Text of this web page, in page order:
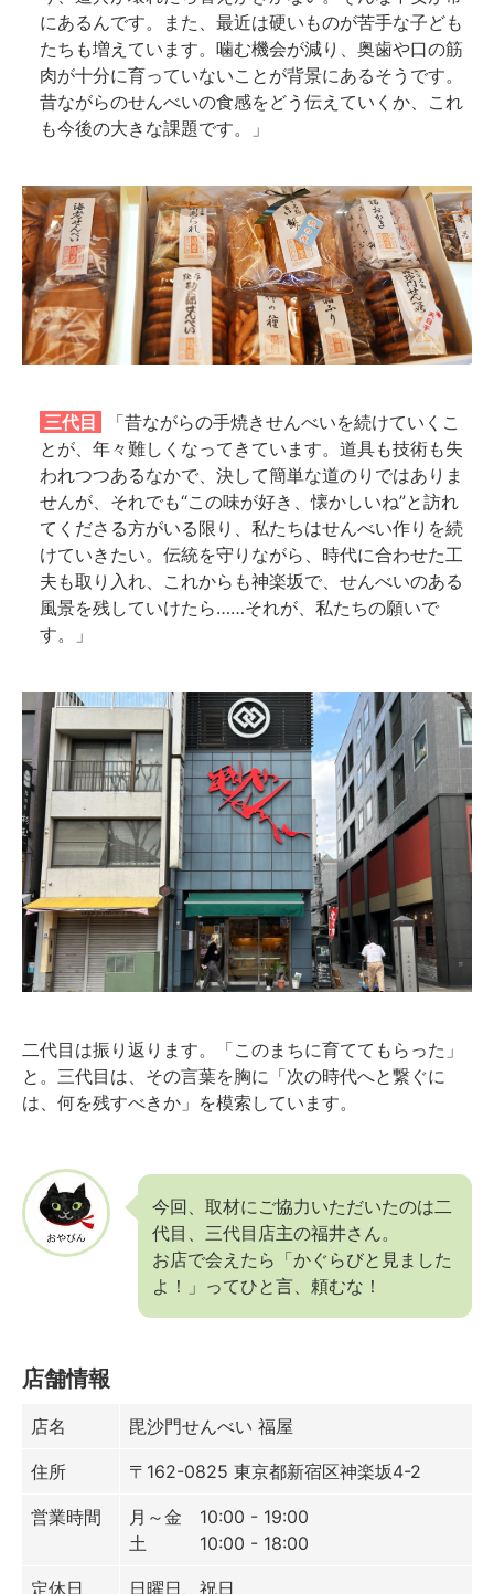
にあるんです。また、最近は硬いものが苦手な子ども
たちも増えています。噛む機会が減り、奥歯や口の筋
肉が十分に育っていないことが背景にあるそうです。
昔ながらのせんべいの食感をどう伝えていくか、これ
も今後の大きな課題です。」
三代目
「昔ながらの手焼きせんべいを続けていくこ
とが、年々難しくなってきています。道具も技術も失
われつつあるなかで、決して簡単な道のりではありま
せんが、それでも“この味が好き、懐かしいね”と訪れ
てくださる方がいる限り、私たちはせんべい作りを続
けていきたい。伝統を守りながら、時代に合わせた工
夫も取り入れ、これからも神楽坂で、せんべいのある
風景を残していけたら……それが、私たちの願いで
す。」
二代目は振り返ります。「このまちに育ててもらった」
と。三代目は、その言葉を胸に「次の時代へと繋ぐに
は、何を残すべきか」を模索しています。
今回、取材にご協力いただいたのは二
代目、三代目店主の福井さん。
お店で会えたら「かぐらびと見ました
よ！」ってひと言、頼むな！
店舗情報
店名 毘沙門せんべい 福屋
住所 〒162-0825 東京都新宿区神楽坂4-2
営業時間
月～金 10:00 - 19:00
土 10:00 - 18:00
定休日 日曜日、祝日